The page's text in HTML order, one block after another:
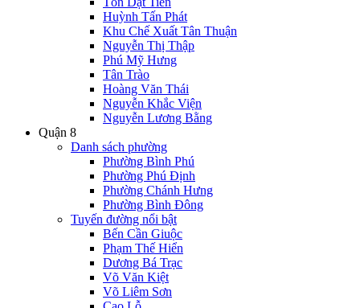
Huỳnh Tấn Phát
Khu Chế Xuất Tân Thuận
Nguyễn Thị Thập
Phú Mỹ Hưng
Tân Trào
Hoàng Văn Thái
Nguyễn Khắc Viện
Nguyễn Lương Bằng
Quận 8
Danh sách phường
Phường Bình Phú
Phường Phú Định
Phường Chánh Hưng
Phường Bình Đông
Tuyến đường nổi bật
Bến Cần Giuộc
Phạm Thế Hiển
Dương Bá Trạc
Võ Văn Kiệt
Võ Liêm Sơn